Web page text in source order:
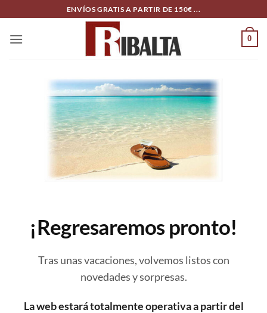
to
content
ENVÍOS GRATIS A PARTIR DE 150€ ...
0
¡Regresaremos pronto!
Tras unas vacaciones, volvemos listos con
novedades y sorpresas.
La web estará totalmente operativa a partir del